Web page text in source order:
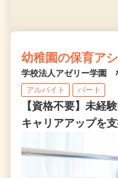
幼稚園の保育ア
学校法人アゼリー学園
アルバイト パート
【資格不要】未経
キャリアアップを